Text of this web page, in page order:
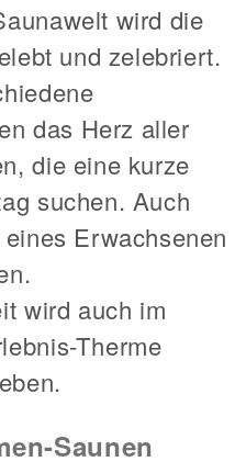
wird die
und zelebriert.
das Herz aller
die eine kurze
suchen. Auch
Erwachsenen
wird auch im
Therme
Saunen